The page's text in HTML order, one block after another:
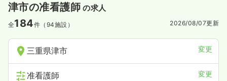
津市の准看護師 の求人
全184件（94施設） 2026/08/07更新
三重県津市 変更
准看護師 変更